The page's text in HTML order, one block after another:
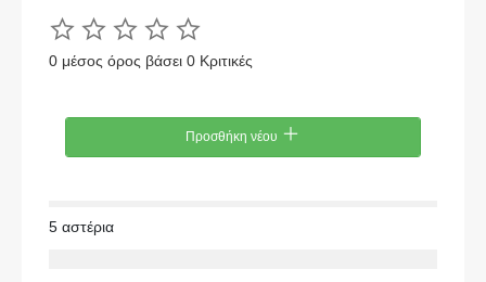
0 μέσος όρος βάσει 0 Κριτικές
Προσθήκη νέου
5 αστέρια